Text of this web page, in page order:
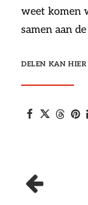
weet komen
samen aan de
DELEN KAN HIER